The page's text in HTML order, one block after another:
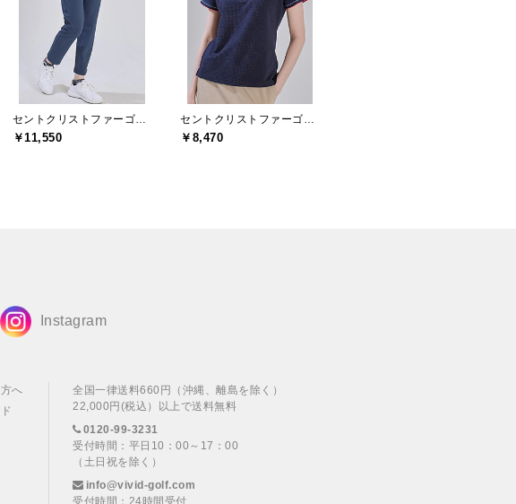
￥11,550 ￥8,470
Instagram
へ
全国一律送料660円（沖縄、離島を除く）
22,000円(税込）以上で送料無料
0120-99-3231
受付時間：平日10：00～17：00
（土日祝を除く）
info@vivid-golf.com
受付時間：24時間受付